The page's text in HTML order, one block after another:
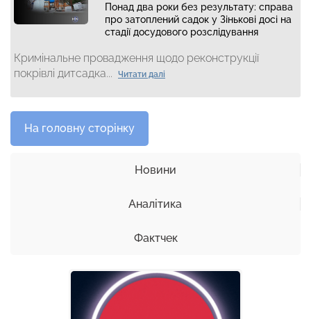
Понад два роки без результату: справа
про затоплений садок у Зінькові досі на
стадії досудового розслідування
Кримінальне провадження щодо реконструкції
покрівлі дитсадка...
Читати далі
На головну сторінку
Новини
Аналітика
Фактчек